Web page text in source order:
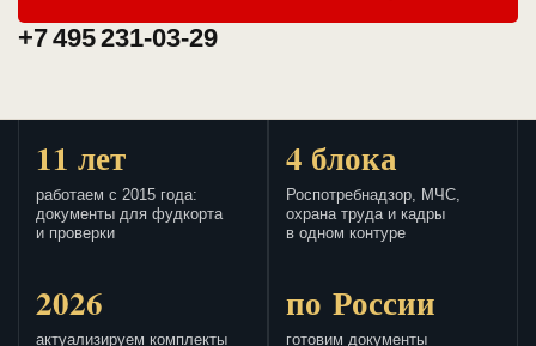
+7 495 231-03-29
11 лет
работаем с 2015 года:
документы для фудкорта
и проверки
4 блока
Роспотребнадзор, МЧС,
охрана труда и кадры
в одном контуре
2026
актуализируем комплекты
по России
готовим документы